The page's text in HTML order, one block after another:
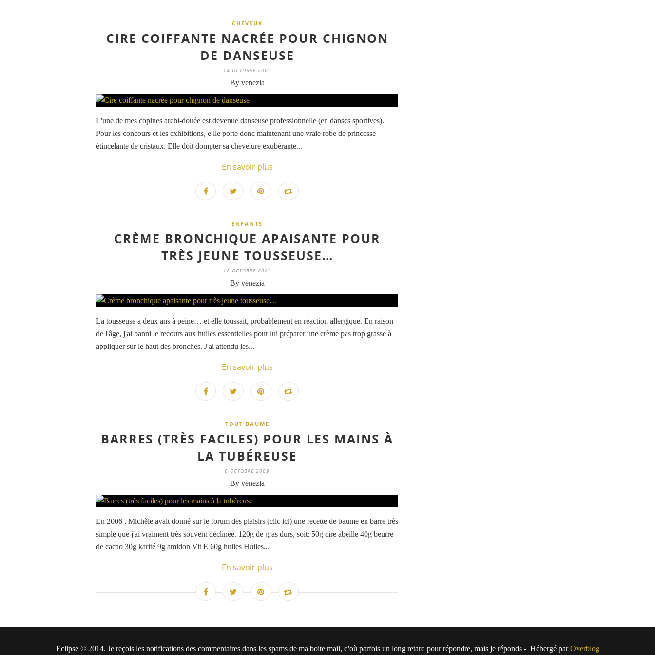
CHEVEUX
CIRE COIFFANTE NACRÉE POUR CHIGNON
DE DANSEUSE
14 OCTOBRE 2009
By venezia
L'une de mes copines archi-douée est devenue danseuse professionnelle (en danses sportives).
Pour les concours et les exhibitions, e lle porte donc maintenant une vraie robe de princesse
étincelante de cristaux. Elle doit dompter sa chevelure exubérante...
En savoir plus
ENFANTS
CRÈME BRONCHIQUE APAISANTE POUR
TRÈS JEUNE TOUSSEUSE…
12 OCTOBRE 2009
By venezia
La tousseuse a deux ans à peine… et elle toussait, probablement en réaction allergique. En raison
de l'âge, j'ai banni le recours aux huiles essentielles pour lui préparer une crème pas trop grasse à
appliquer sur le haut des bronches. J'ai attendu les...
En savoir plus
TOUT BAUME
BARRES (TRÈS FACILES) POUR LES MAINS À
LA TUBÉREUSE
6 OCTOBRE 2009
By venezia
En 2006 , Michèle avait donné sur le forum des plaisirs (clic ici) une recette de baume en barre très
simple que j'ai vraiment très souvent déclinée. 120g de gras durs, soit: 50g cire abeille 40g beurre
de cacao 30g karité 9g amidon Vit E 60g huiles Huiles...
En savoir plus
Eclipse © 2014. Je reçois les notifications des commentaires dans les spams de ma boite mail, d'où parfois un long retard pour répondre, mais je réponds - Hébergé parOverblog